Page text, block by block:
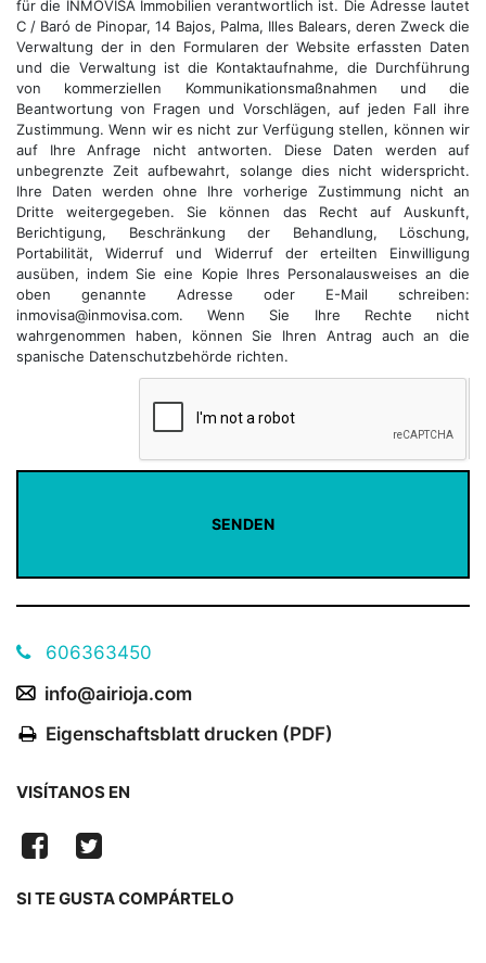
für die INMOVISA Immobilien verantwortlich ist. Die Adresse lautet
C / Baró de Pinopar, 14 Bajos, Palma, Illes Balears, deren Zweck die
Verwaltung der in den Formularen der Website erfassten Daten
und die Verwaltung ist die Kontaktaufnahme, die Durchführung
von kommerziellen Kommunikationsmaßnahmen und die
Beantwortung von Fragen und Vorschlägen, auf jeden Fall ihre
Zustimmung. Wenn wir es nicht zur Verfügung stellen, können wir
auf Ihre Anfrage nicht antworten. Diese Daten werden auf
unbegrenzte Zeit aufbewahrt, solange dies nicht widerspricht.
Ihre Daten werden ohne Ihre vorherige Zustimmung nicht an
Dritte weitergegeben. Sie können das Recht auf Auskunft,
Berichtigung, Beschränkung der Behandlung, Löschung,
Portabilität, Widerruf und Widerruf der erteilten Einwilligung
ausüben, indem Sie eine Kopie Ihres Personalausweises an die
oben genannte Adresse oder E-Mail schreiben:
inmovisa@inmovisa.com. Wenn Sie Ihre Rechte nicht
wahrgenommen haben, können Sie Ihren Antrag auch an die
spanische Datenschutzbehörde richten.
606363450
info@airioja.com
Eigenschaftsblatt drucken (PDF)
VISÍTANOS EN
SI TE GUSTA COMPÁRTELO